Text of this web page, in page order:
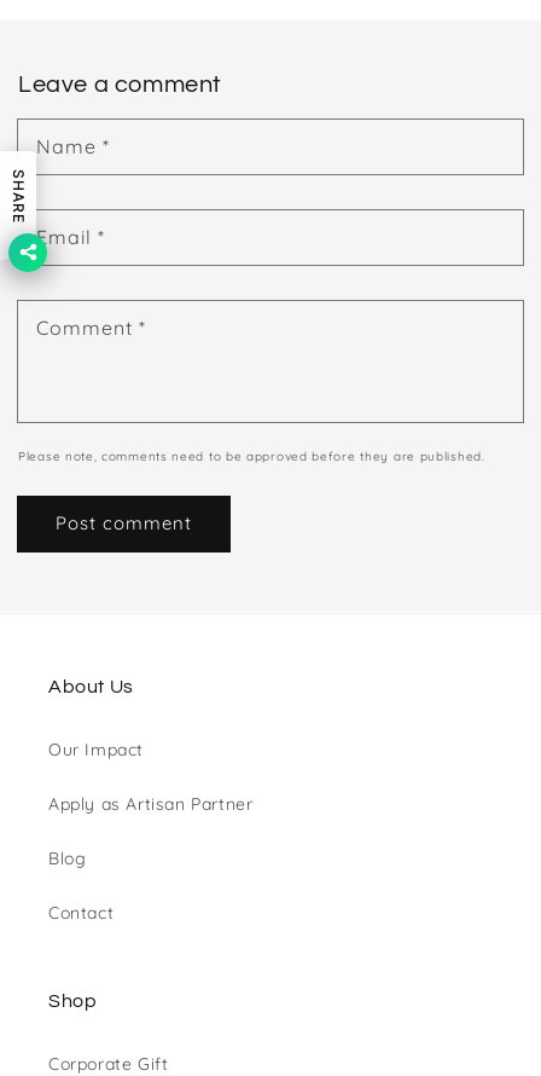
Leave a comment
Name *
Email *
Comment *
Please note, comments need to be approved before they are published.
About Us
Our Impact
Apply as Artisan Partner
Blog
Contact
Shop
Corporate Gift
SHARE